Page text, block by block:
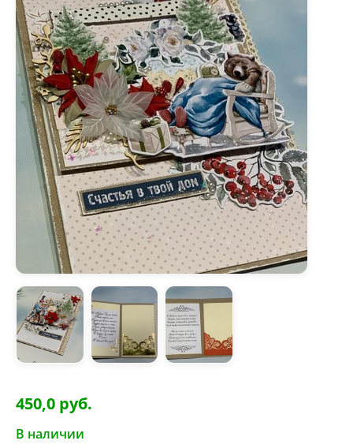
450,0 руб.
В наличии